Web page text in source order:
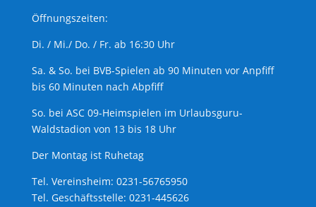
Öffnungszeiten:
Di. / Mi./ Do. / Fr. ab 16:30 Uhr
Sa. & So. bei BVB-Spielen ab 90 Minuten vor Anpfiff
bis 60 Minuten nach Abpfiff
So. bei ASC 09-Heimspielen im Urlaubsguru-
Waldstadion von 13 bis 18 Uhr
Der Montag ist Ruhetag
Tel. Vereinsheim: 0231-56765950
Tel. Geschäftsstelle: 0231-445626